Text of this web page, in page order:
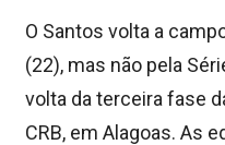
O Santos volta a
(22), mas não pela
volta da terceira fase
CRB, em Alagoas. As